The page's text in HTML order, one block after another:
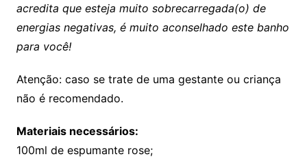
acredita que esteja muito sobrecarregada(o) de
energias negativas, é muito aconselhado este banho
para você!
Atenção: caso se trate de uma gestante ou criança
não é recomendado.
Materiais necessários:
100ml de espumante rose;